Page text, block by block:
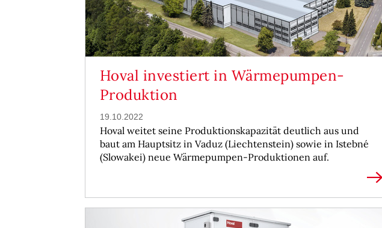
Hoval investiert in Wärmepumpen-
Produktion
19.10.2022
Hoval weitet seine Produktionskapazität deutlich aus und
baut am Hauptsitz in Vaduz (Liechtenstein) sowie in Istebné
(Slowakei) neue Wärmepumpen-Produktionen auf.